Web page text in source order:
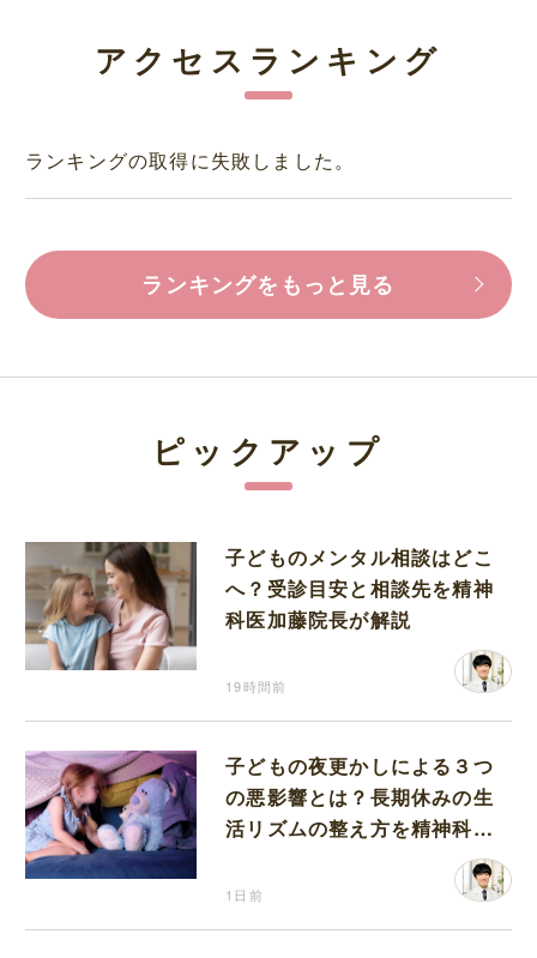
アクセスランキング
ランキングの取得に失敗しました。
ランキングをもっと見る
ピックアップ
子どものメンタル相談はどこ
へ？受診目安と相談先を精神
科医加藤院長が解説
19時間前
子どもの夜更かしによる３つ
の悪影響とは？長期休みの生
活リズムの整え方を精神科医
1日前